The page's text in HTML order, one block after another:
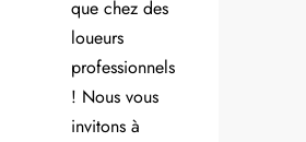
que chez des
loueurs
professionnels
! Nous vous
invitons à